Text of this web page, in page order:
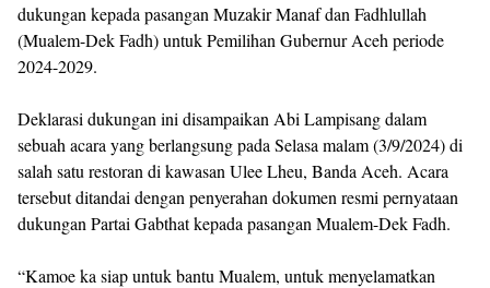
dukungan kepada pasangan Muzakir Manaf dan Fadhlullah
(Mualem-Dek Fadh) untuk Pemilihan Gubernur Aceh periode
2024-2029.
Deklarasi dukungan ini disampaikan Abi Lampisang dalam
sebuah acara yang berlangsung pada Selasa malam (3/9/2024) di
salah satu restoran di kawasan Ulee Lheu, Banda Aceh. Acara
tersebut ditandai dengan penyerahan dokumen resmi pernyataan
dukungan Partai Gabthat kepada pasangan Mualem-Dek Fadh.
“Kamoe ka siap untuk bantu Mualem, untuk menyelamatkan